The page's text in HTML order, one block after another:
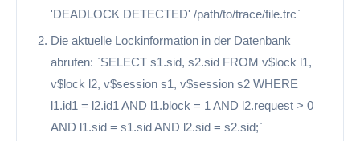
'DEADLOCK DETECTED' /path/to/trace/file.trc`
Die aktuelle Lockinformation in der Datenbank
abrufen: `SELECT s1.sid, s2.sid FROM v$lock l1,
v$lock l2, v$session s1, v$session s2 WHERE
l1.id1 = l2.id1 AND l1.block = 1 AND l2.request > 0
AND l1.sid = s1.sid AND l2.sid = s2.sid;`